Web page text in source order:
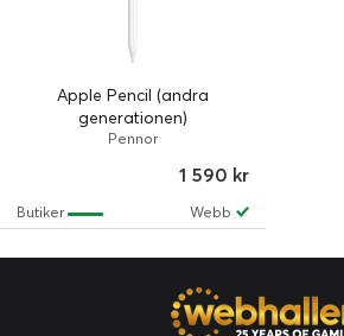
Apple Pencil (andra
generationen)
Pennor
1 590 kr
Webb
Butiker